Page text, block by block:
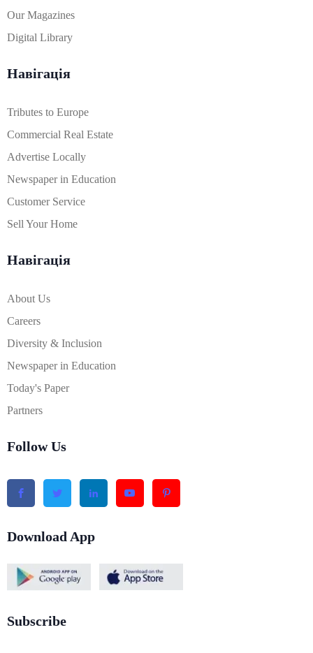
Our Magazines
Digital Library
Навігація
Tributes to Europe
Commercial Real Estate
Advertise Locally
Newspaper in Education
Customer Service
Sell Your Home
Навігація
About Us
Careers
Diversity & Inclusion
Newspaper in Education
Today's Paper
Partners
Follow Us
Download App
Subscribe